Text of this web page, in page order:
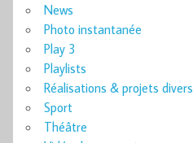
News
Photo instantanée
Play 3
Playlists
Réalisations & projets divers
Sport
Théâtre